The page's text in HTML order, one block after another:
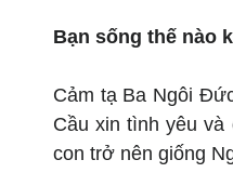
Bạn sống thế nào
Cảm tạ Ba Ngôi
Cầu xin tình yêu và
con trở nên giống